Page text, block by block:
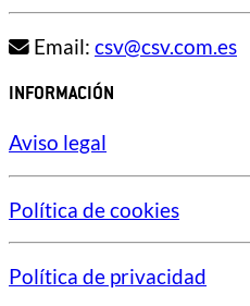
Email: csv@csv.com.es
INFORMACIÓN
Aviso legal
Política de cookies
Política de privacidad